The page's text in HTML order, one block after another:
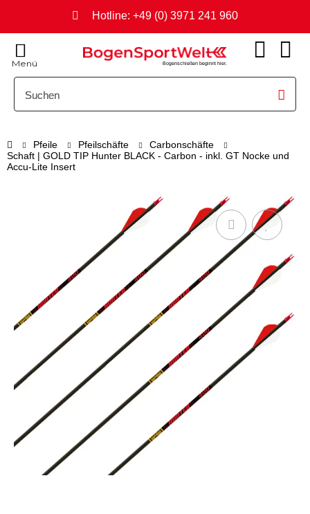
Hotline: +49 (0) 3971 241 960
Bogenschießen beginnt hier.
Menü
Pfeile Pfeilschäfte
Carbonschäfte
Schaft | GOLD TIP Hunter BLACK - Carbon - inkl. GT Nocke und
Accu-Lite Insert